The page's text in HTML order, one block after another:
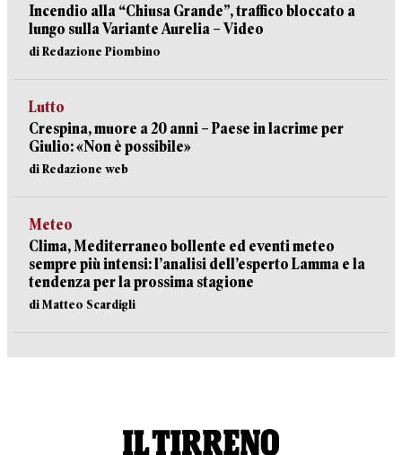
Incendio alla “Chiusa Grande”, traffico bloccato a
lungo sulla Variante Aurelia – Video
di Redazione Piombino
Lutto
Crespina, muore a 20 anni – Paese in lacrime per
Giulio: «Non è possibile»
di Redazione web
Meteo
Clima, Mediterraneo bollente ed eventi meteo
sempre più intensi: l’analisi dell’esperto Lamma e la
tendenza per la prossima stagione
di Matteo Scardigli